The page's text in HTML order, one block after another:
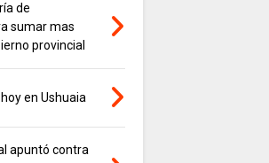
de
sumar mas
provincial
en Ushuaia
apuntó contra